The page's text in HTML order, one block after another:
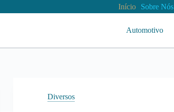
Início Sobre Nós
Automotivo
Diversos